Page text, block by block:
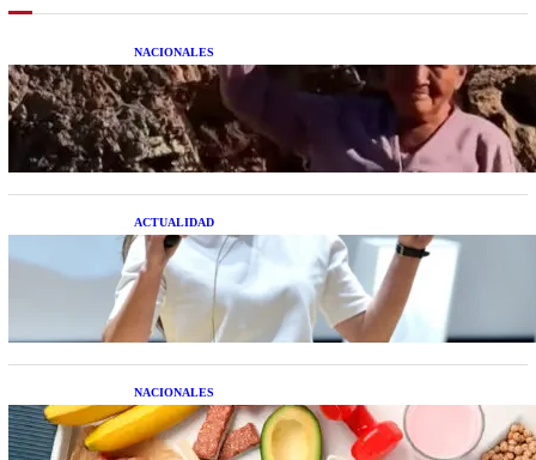
NACIONALES
Una mujer asegura haber peleado con un
extraterrestre cuerpo a cuerpo
ACTUALIDAD
La startup creada por una salteña que busca
resolver el estrés financiero en Latinoamérica
NACIONALES
Nutrición inteligente: Cinco superalimentos de
temporada que deberías sumar a tu dieta este mes